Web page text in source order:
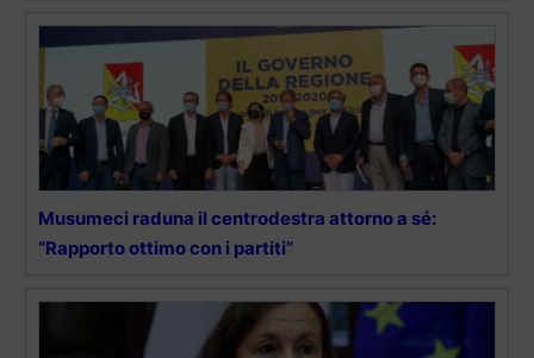
Musumeci raduna il centrodestra attorno a sé:
“Rapporto ottimo con i partiti”